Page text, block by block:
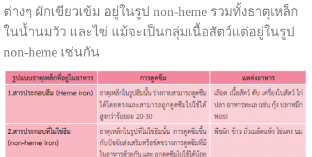
ต่างๆ ผักเขียวเข้ม อยู่ในรูป non-heme รวมทั้งธาตุเหล็ก
ในน้ำนมวัว และไข่ แม้จะเป็นกลุ่มเนื้อสัตว์แต่อยู่ในรูป
non-heme เช่นกัน